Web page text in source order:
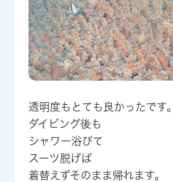
透明度もとても良かったです。
ダイビング後も
シャワー浴びて
スーツ脱げば
着替えずそのまま帰れます。